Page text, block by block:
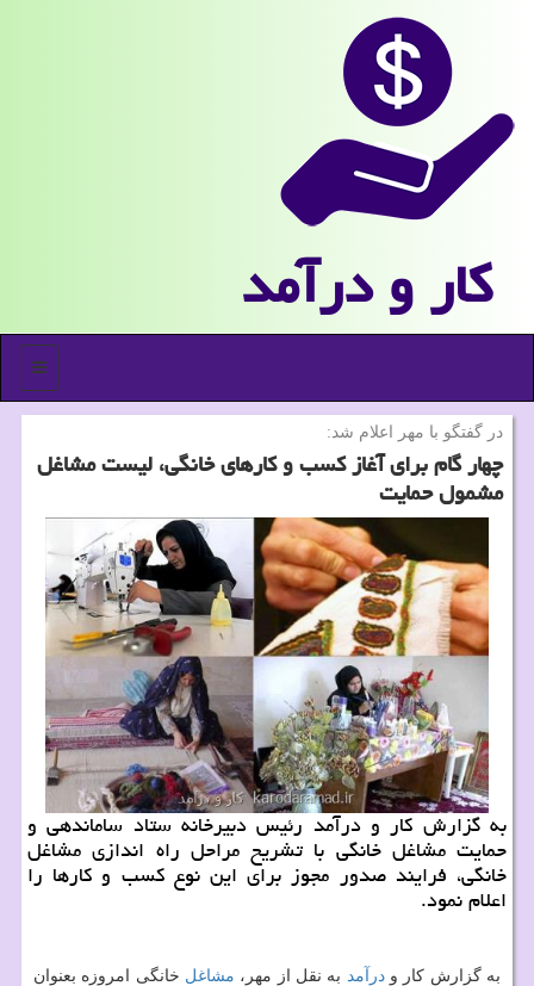
كار و درآمد
منو
در گفتگو با مهر اعلام شد:
چهار گام برای آغاز كسب و كارهای خانگی، لیست مشاغل
مشمول حمایت
به گزارش كار و درآمد رئیس دبیرخانه ستاد ساماندهی و
حمایت مشاغل خانگی با تشریح مراحل راه اندازی مشاغل
خانگی، فرایند صدور مجوز برای این نوع كسب و كارها را
اعلام نمود.
به گزارش كار ودرآمد به نقل از مهر، مشاغل خانگی امروزه بعنوان